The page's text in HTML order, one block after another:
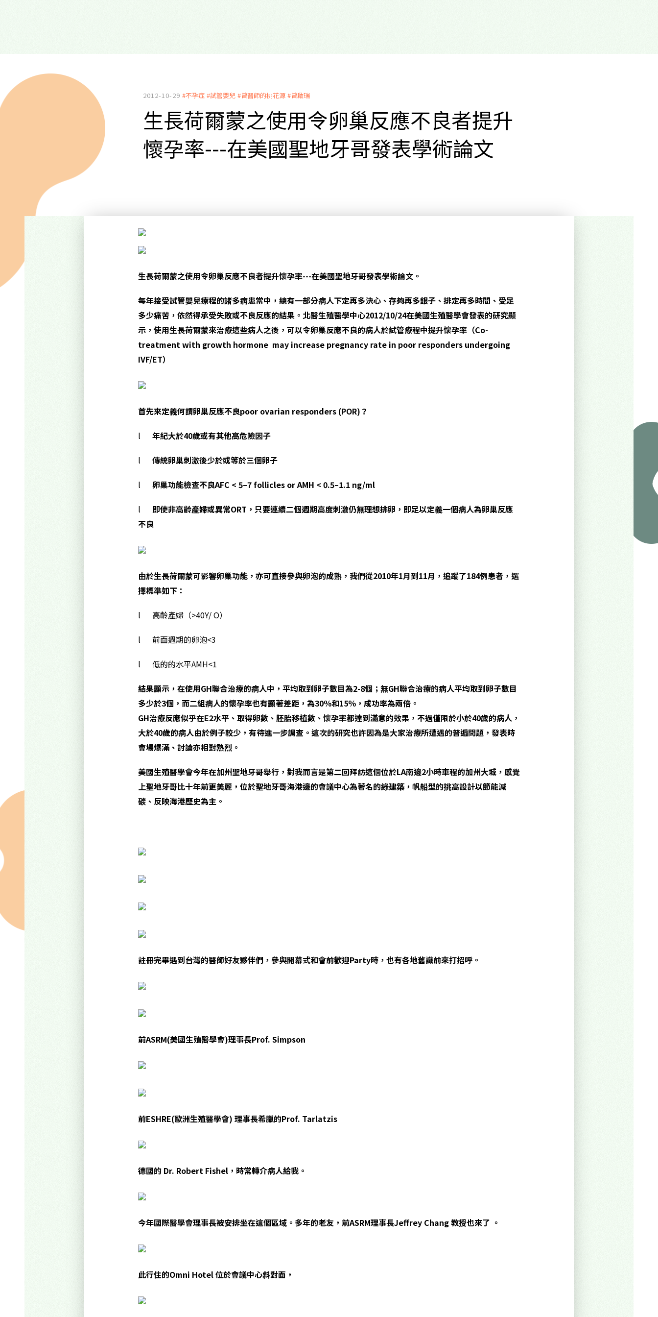
2012-10-29 #不孕症 #試管嬰兒 #曾醫師的桃花源 #曾啟瑞
生長荷爾蒙之使用令卵巢反應不良者提升
懷孕率---在美國聖地牙哥發表學術論文
生長荷爾蒙之使用令卵巢反應不良者提升懷孕率---在美國聖地牙哥發表學術論文。
每年接受試管嬰兒療程的諸多病患當中，總有一部分病人下定再多決心、存夠再多銀子、排定再多時間、受足
多少痛苦，依然得承受失敗或不良反應的結果。北醫生殖醫學中心2012/10/24在美國生殖醫學會發表的研究顯
示，使用生長荷爾蒙來治療這些病人之後，可以令卵巢反應不良的病人於試管療程中提升懷孕率（Co-
treatment with growth hormone may increase pregnancy rate in poor responders undergoing
IVF/ET）
首先來定義何謂卵巢反應不良poor ovarian responders (POR) ？
l 年紀大於40歲或有其他高危險因子
l 傳統卵巢刺激後少於或等於三個卵子
l 卵巢功能檢查不良AFC < 5–7 follicles or AMH < 0.5–1.1 ng/ml
l 即使非高齡產婦或異常ORT，只要連續二個週期高度刺激仍無理想排卵，即足以定義一個病人為卵巢反應
不良
由於生長荷爾蒙可影響卵巢功能，亦可直接參與卵泡的成熟，我們從2010年1月到11月，追蹤了184例患者，選
擇標準如下：
l 高齡產婦（>40Y/ O）
l 前面週期的卵泡<3
l 低的的水平AMH<1
結果顯示，在使用GH聯合治療的病人中，平均取到卵子數目為2-8個 ；無GH聯合治療的病人平均取到卵子數目
多少於3個，而二組病人的懷孕率也有顯著差距，為30％和15％，成功率為兩倍。
GH治療反應似乎在E2水平、取得卵數、胚胎移植數、懷孕率都達到滿意的效果，不過僅限於小於40歲的病人，
大於40歲的病人由於例子較少，有待進一步調查。這次的研究也許因為是大家治療所遭遇的普遍問題，發表時
會場爆滿、討論亦相對熱烈。
美國生殖醫學會今年在加州聖地牙哥舉行，對我而言是第二回拜訪這個位於LA南邊2小時車程的加州大城，感覺
上聖地牙哥比十年前更美麗，位於聖地牙哥海港邊的會議中心為著名的綠建築，帆船型的挑高設計以節能減
碳、反映海港歷史為主。
註冊完畢遇到台灣的醫師好友夥伴們，參與開幕式和會前歡迎Party時，也有各地舊識前來打招呼。
前ASRM(美國生殖醫學會)理事長Prof. Simpson
前ESHRE(歐洲生殖醫學會) 理事長希臘的Prof. Tarlatzis
德國的 Dr. Robert Fishel，時常轉介病人給我。
今年國際醫學會理事長被安排坐在這個區域。多年的老友，前ASRM理事長Jeffrey Chang 教授也來了 。
此行住的Omni Hotel位於會議中心斜對面，